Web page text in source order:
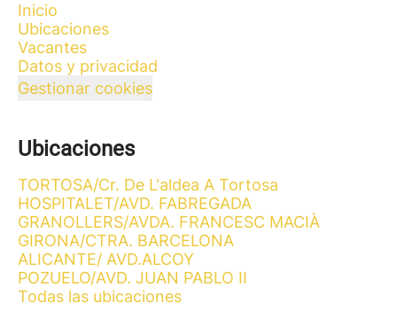
Inicio
Ubicaciones
Vacantes
Datos y privacidad
Gestionar cookies
Ubicaciones
TORTOSA/Cr. De L'aldea A Tortosa
HOSPITALET/AVD. FABREGADA
GRANOLLERS/AVDA. FRANCESC MACIÀ
GIRONA/CTRA. BARCELONA
ALICANTE/ AVD.ALCOY
POZUELO/AVD. JUAN PABLO II
Todas las ubicaciones